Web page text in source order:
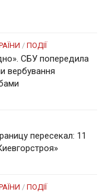
/ ПОДІЇ
СБУ попередила
вербування
пересекал: 11
/ ПОДІЇ